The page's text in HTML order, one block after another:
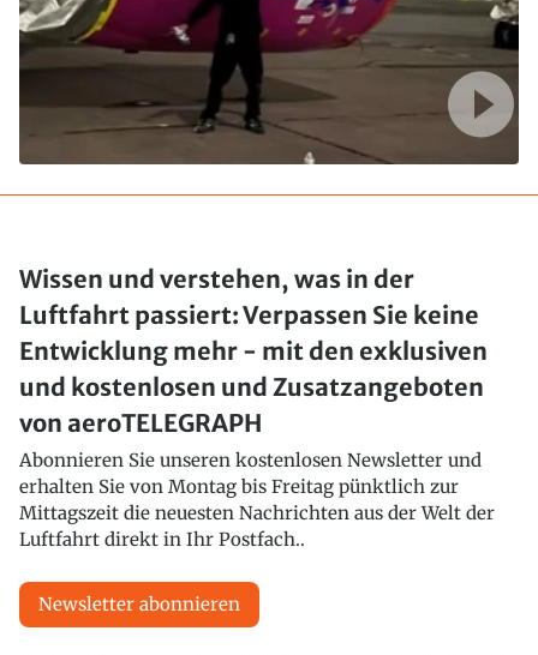
Wissen und verstehen, was in der
Luftfahrt passiert: Verpassen Sie keine
Entwicklung mehr - mit den exklusiven
und kostenlosen und Zusatzangeboten
von aeroTELEGRAPH
Abonnieren Sie unseren kostenlosen Newsletter und
erhalten Sie von Montag bis Freitag pünktlich zur
Mittagszeit die neuesten Nachrichten aus der Welt der
Luftfahrt direkt in Ihr Postfach..
Newsletter abonnieren